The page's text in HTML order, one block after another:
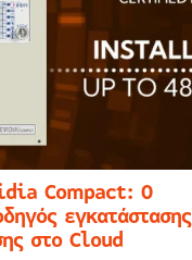
Compact: Ο
εγκατάστασης
στο Cloud